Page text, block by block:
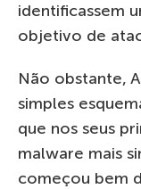
identificassem
objetivo de
Não obstante,
simples
que nos seus
malware mais
começou bem